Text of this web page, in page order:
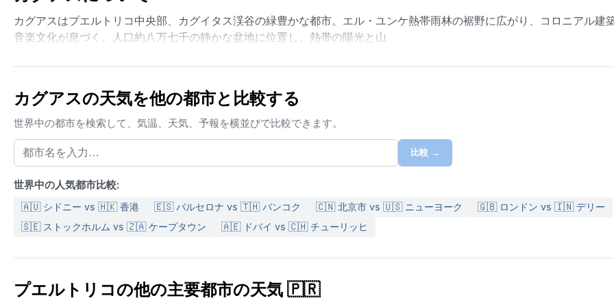
カグアスはプエルトリコ中央部、カグイタス渓谷の緑豊かな都市。エル・ユンケ熱帯雨林の裾野に広がり、コロニアル建
音楽文化が息づく。人口約八万七千の静かな盆地に位置し、熱帯の陽光と山
カグアスの天気を他の都市と比較する
世界中の都市を検索して、気温、天気、予報を横並びで比較できます。
比較 →
世界中の人気都市比較:
🇦🇺 シドニー vs 🇭🇰 香港 🇪🇸 バルセロナ vs 🇹🇭 バンコク 🇨🇳 北京市 vs 🇺🇸 ニューヨーク
🇬🇧 ロンドン vs 🇮🇳 デリー
🇸🇪 ストックホルム vs 🇿🇦 ケープタウン
🇦🇪 ドバイ vs 🇨🇭 チューリッヒ
プエルトリコの他の主要都市の天気 🇵🇷